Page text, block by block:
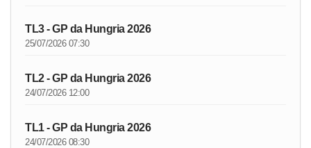
TL3 - GP da Hungria 2026
25/07/2026 07:30
TL2 - GP da Hungria 2026
24/07/2026 12:00
TL1 - GP da Hungria 2026
24/07/2026 08:30